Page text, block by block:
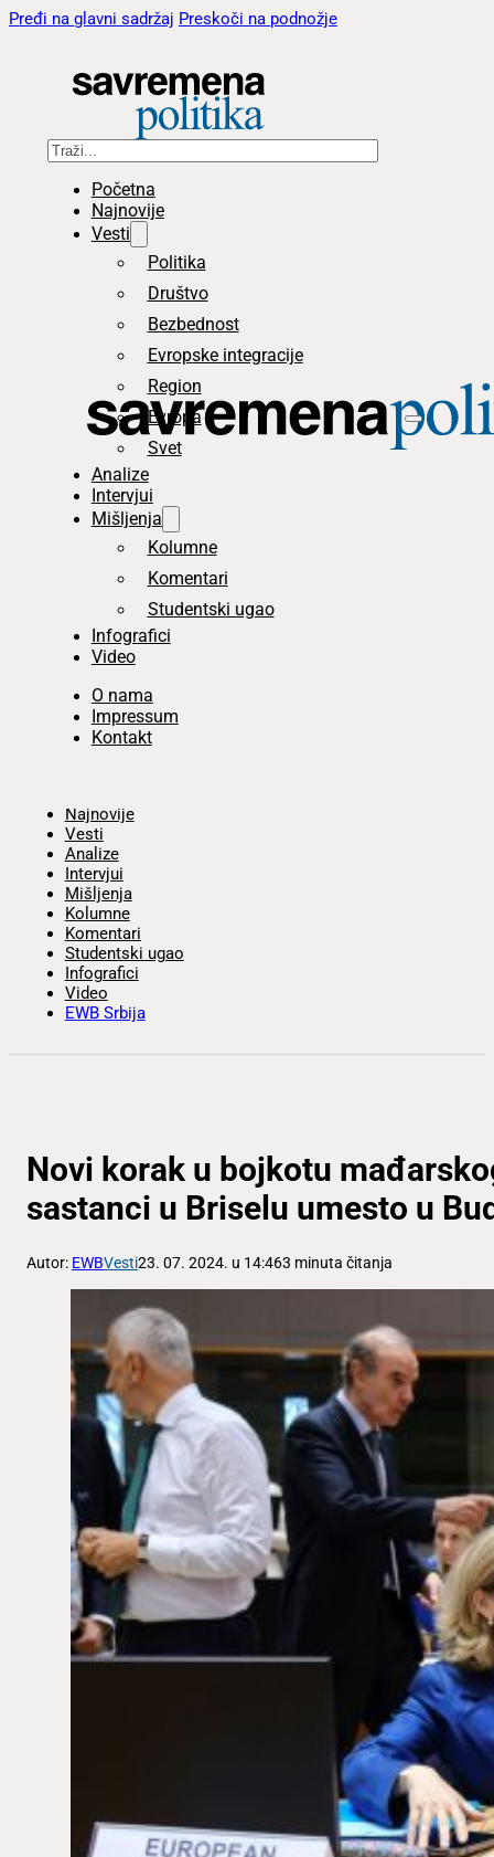
Pređi na glavni sadržaj Preskoči na podnožje
Pretraga
Početna
Najnovije
Vesti
Politika
Društvo
Bezbednost
Evropske integracije
Region
Evropa
Svet
Analize
Intervjui
Mišljenja
Kolumne
Komentari
Studentski ugao
Infografici
Video
O nama
Impressum
Kontakt
Najnovije
Vesti
Analize
Intervjui
Mišljenja
Kolumne
Komentari
Studentski ugao
Infografici
Video
EWB Srbija
Novi korak u bojkotu
sastanci u Briselu umesto u
Autor: EWBVesti23. 07. 2024. u 14:463 minuta čitanja